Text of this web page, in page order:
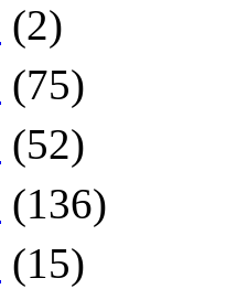
(2)
(75)
(52)
(136)
(15)